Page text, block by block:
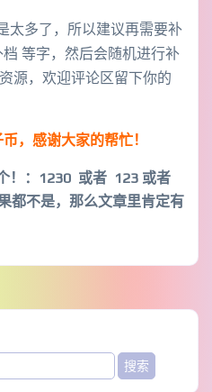
太多了，所以建议再需要补
等字，然后会随机进行补
源，欢迎评论区留下你的
，感谢大家的帮忙！
：1230 或者 123 或者
都不是，那么文章里肯定有